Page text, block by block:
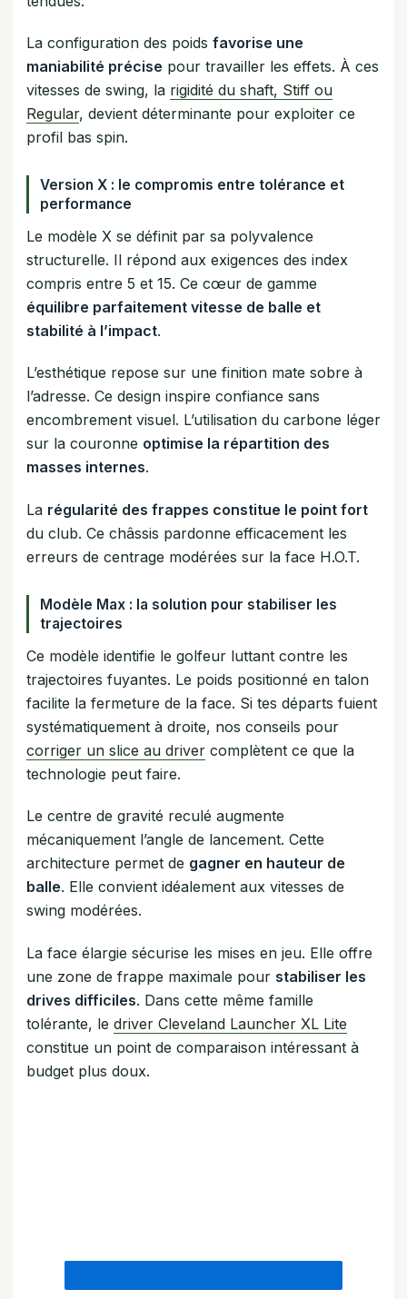
La configuration des poids favorise une
maniabilité précise pour travailler les effets. À ces
vitesses de swing, la rigidité du shaft, Stiff ou
Regular, devient déterminante pour exploiter ce
profil bas spin.
Version X : le compromis entre tolérance et
performance
Le modèle X se définit par sa polyvalence
structurelle. Il répond aux exigences des index
compris entre 5 et 15. Ce cœur de gamme
équilibre parfaitement vitesse de balle et
stabilité à l’impact.
L’esthétique repose sur une finition mate sobre à
l’adresse. Ce design inspire confiance sans
encombrement visuel. L’utilisation du carbone léger
sur la couronne optimise la répartition des
masses internes.
La régularité des frappes constitue le point fort
du club. Ce châssis pardonne efficacement les
erreurs de centrage modérées sur la face H.O.T.
Modèle Max : la solution pour stabiliser les
trajectoires
Ce modèle identifie le golfeur luttant contre les
trajectoires fuyantes. Le poids positionné en talon
facilite la fermeture de la face. Si tes départs fuient
systématiquement à droite, nos conseils pour
corriger un slice au drivercomplètent ce que la
technologie peut faire.
Le centre de gravité reculé augmente
mécaniquement l’angle de lancement. Cette
architecture permet de gagner en hauteur de
balle. Elle convient idéalement aux vitesses de
swing modérées.
La face élargie sécurise les mises en jeu. Elle offre
une zone de frappe maximale pour stabiliser les
drives difficiles. Dans cette même famille
tolérante, le driver Cleveland Launcher XL Lite
constitue un point de comparaison intéressant à
budget plus doux.